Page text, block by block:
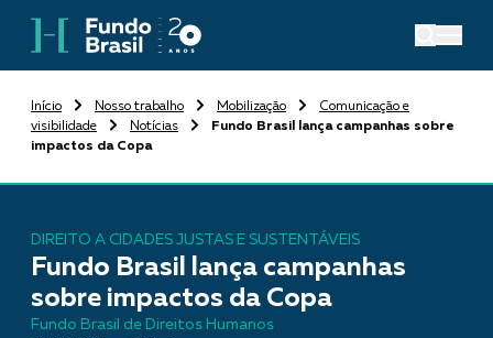
Início Nosso trabalho Mobilização
Comunicação e
visibilidade
Notícias
Fundo Brasil lança campanhas sobre
impactos da Copa
DIREITO A CIDADES JUSTAS E SUSTENTÁVEIS
Fundo Brasil lança campanhas
sobre impactos da Copa
Fundo Brasil de Direitos Humanos